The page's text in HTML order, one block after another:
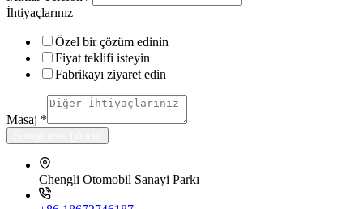
İhtiyaçlarınız
Özel bir çözüm edinin
Fiyat teklifi isteyin
Fabrikayı ziyaret edin
Masaj *
Chengli Otomobil Sanayi Parkı